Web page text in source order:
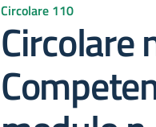
Circolare 110
Circolare